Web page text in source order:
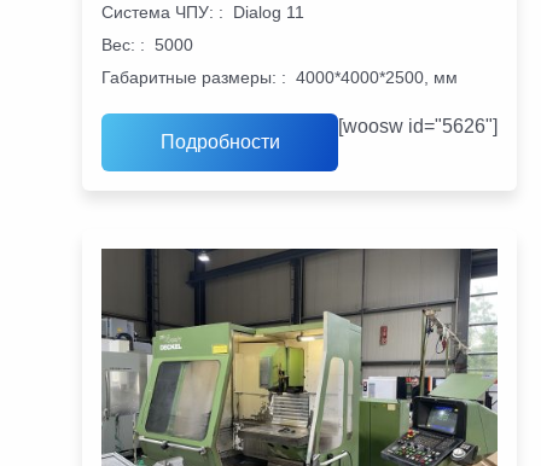
Система ЧПУ: :
Dialog 11
Вес: : 5000
Габаритные размеры: : 4000*4000*2500, мм
Подробности
[woosw id="5626"]